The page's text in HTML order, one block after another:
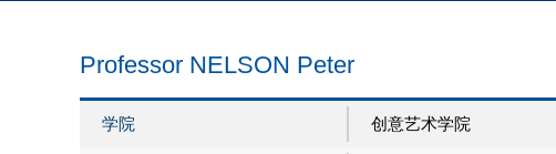
Professor NELSON Peter
学院 创意艺术学院